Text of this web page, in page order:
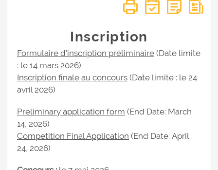
Inscription
Formulaire d'inscription préliminaire (Date limite
: le 14 mars 2026)
Inscription finale au concours (Date limite : le 24
avril 2026)
Preliminary application form (End Date: March
14, 2026)
Competition Final Application (End Date: April
24, 2026)